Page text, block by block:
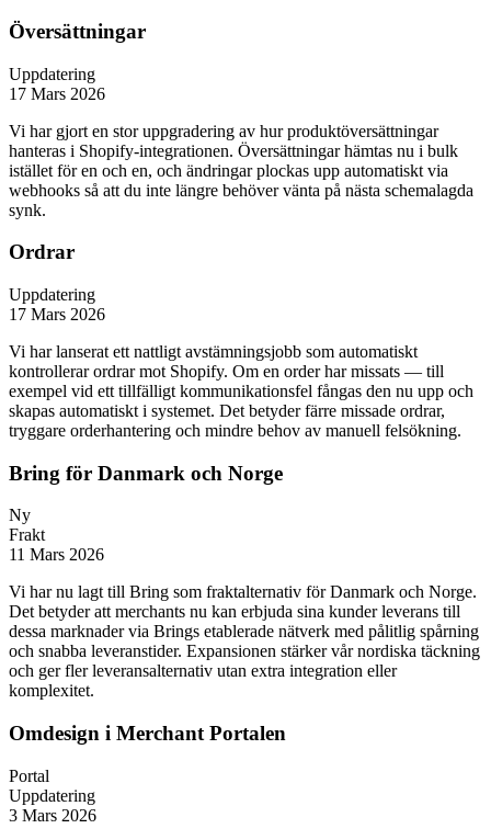
Översättningar
Uppdatering
17 Mars 2026
Vi har gjort en stor uppgradering av hur produktöversättningar
hanteras i Shopify-integrationen. Översättningar hämtas nu i bulk
istället för en och en, och ändringar plockas upp automatiskt via
webhooks så att du inte längre behöver vänta på nästa schemalagda
synk.
Ordrar
Uppdatering
17 Mars 2026
Vi har lanserat ett nattligt avstämningsjobb som automatiskt
kontrollerar ordrar mot Shopify. Om en order har missats — till
exempel vid ett tillfälligt kommunikationsfel fångas den nu upp och
skapas automatiskt i systemet. Det betyder färre missade ordrar,
tryggare orderhantering och mindre behov av manuell felsökning.
Bring för Danmark och Norge
Ny
Frakt
11 Mars 2026
Vi har nu lagt till Bring som fraktalternativ för Danmark och Norge.
Det betyder att merchants nu kan erbjuda sina kunder leverans till
dessa marknader via Brings etablerade nätverk med pålitlig spårning
och snabba leveranstider. Expansionen stärker vår nordiska täckning
och ger fler leveransalternativ utan extra integration eller
komplexitet.
Omdesign i Merchant Portalen
Portal
Uppdatering
3 Mars 2026